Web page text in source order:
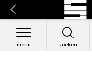
zoeken
menu